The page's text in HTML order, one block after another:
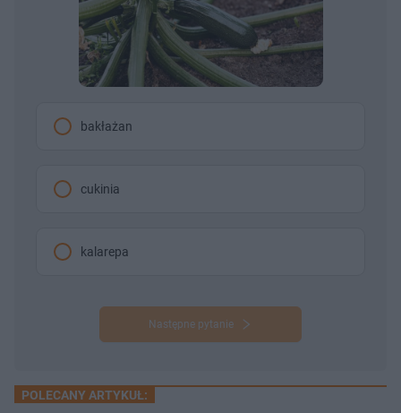
bakłażan
cukinia
kalarepa
Następne pytanie
POLECANY ARTYKUŁ: